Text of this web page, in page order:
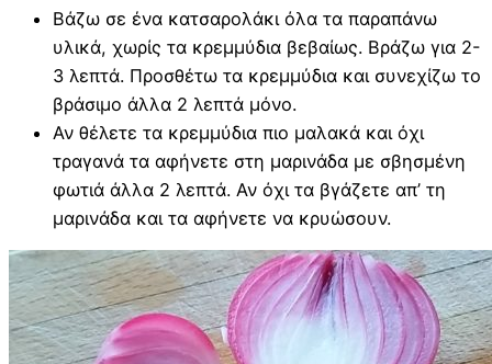
Βάζω σε ένα κατσαρολάκι όλα τα παραπάνω
υλικά, χωρίς τα κρεμμύδια βεβαίως. Βράζω για 2-
3 λεπτά. Προσθέτω τα κρεμμύδια και συνεχίζω το
βράσιμο άλλα 2 λεπτά μόνο.
Αν θέλετε τα κρεμμύδια πιο μαλακά και όχι
τραγανά τα αφήνετε στη μαρινάδα με σβησμένη
φωτιά άλλα 2 λεπτά. Αν όχι τα βγάζετε απ’ τη
μαρινάδα και τα αφήνετε να κρυώσουν.